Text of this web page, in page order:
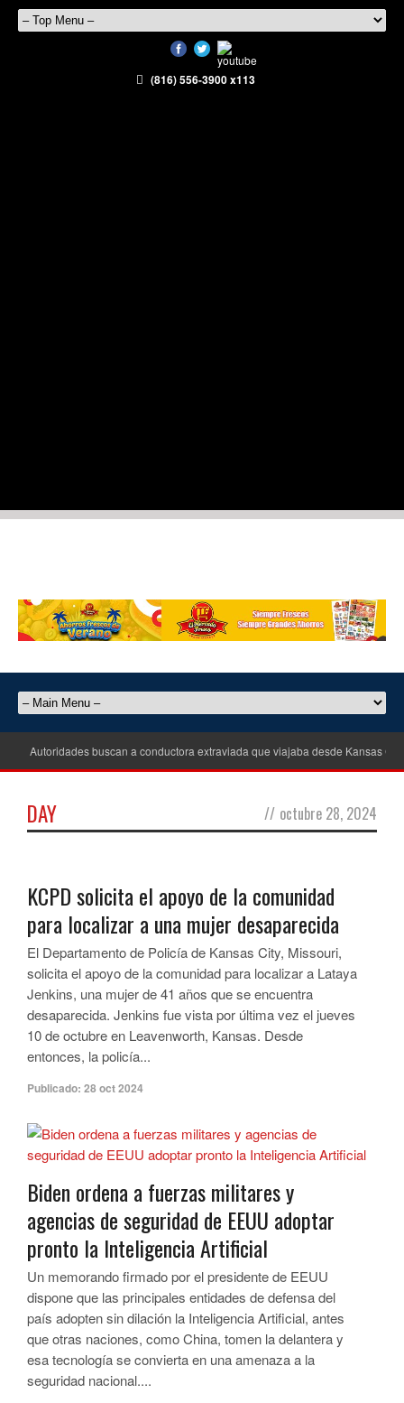
(816) 556-3900 x113
Autoridades buscan a conductora extraviada que viajaba desde Kansas City
DAY // octubre 28, 2024
KCPD solicita el apoyo de la comunidad
para localizar a una mujer desaparecida
El Departamento de Policía de Kansas City, Missouri,
solicita el apoyo de la comunidad para localizar a Lataya
Jenkins, una mujer de 41 años que se encuentra
desaparecida. Jenkins fue vista por última vez el jueves
10 de octubre en Leavenworth, Kansas. Desde
entonces, la policía...
Publicado: 28 oct 2024
Biden ordena a fuerzas militares y
agencias de seguridad de EEUU adoptar
pronto la Inteligencia Artificial
Un memorando firmado por el presidente de EEUU
dispone que las principales entidades de defensa del
país adopten sin dilación la Inteligencia Artificial, antes
que otras naciones, como China, tomen la delantera y
esa tecnología se convierta en una amenaza a la
seguridad nacional....